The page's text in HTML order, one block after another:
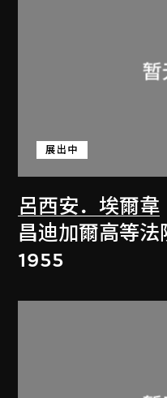
呂西安．埃爾韋
展出中
昌迪加爾高等
1955